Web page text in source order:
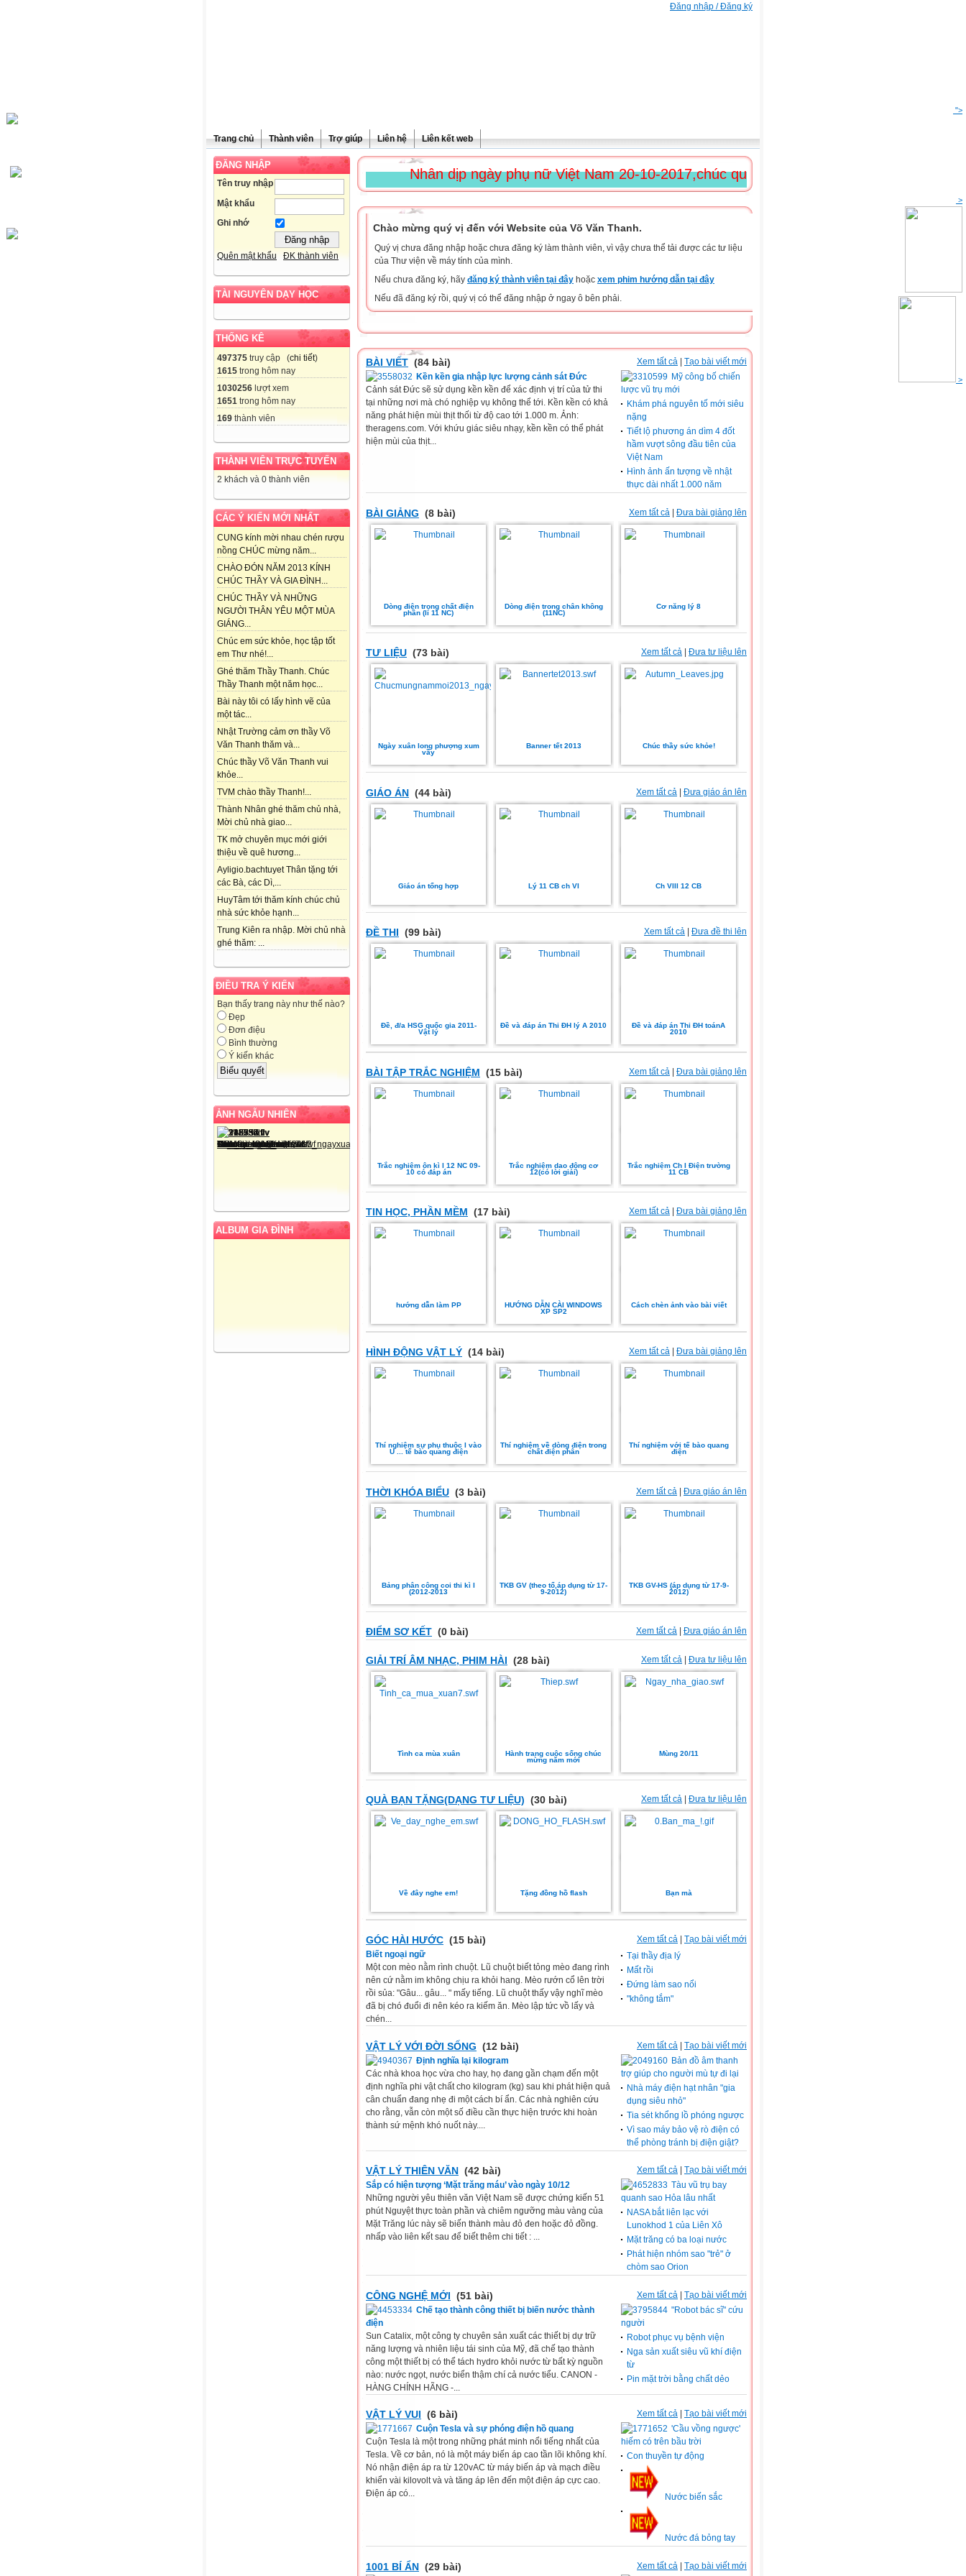
Đăng nhập / Đăng ký
Trang chủ Thành viên Trợ giúp Liên hệ Liên kết web
ĐĂNG NHẬP
Tên truy nhập
Mật khẩu
Ghi nhớ
Quên mật khẩu ĐK thành viên
TÀI NGUYÊN DẠY HỌC
THỐNG KÊ
497375 truy cập (chi tiết)
1615 trong hôm nay
1030256 lượt xem
1651 trong hôm nay
169 thành viên
THÀNH VIÊN TRỰC TUYẾN
2 khách và 0 thành viên
CÁC Ý KIẾN MỚI NHẤT
CUNG kính mời nhau chén rượu
nồng CHÚC mừng năm...
CHÀO ĐÓN NĂM 2013 KÍNH
CHÚC THẦY VÀ GIA ĐÌNH...
CHÚC THẦY VÀ NHỮNG
NGƯỜI THÂN YÊU MỘT MÙA
GIÁNG...
Chúc em sức khỏe, học tập tốt
em Thư nhé!...
Ghé thăm Thầy Thanh. Chúc
Thầy Thanh một năm học...
Bài này tôi có lấy hình vẽ của
một tác...
Nhật Trường cảm ơn thầy Võ
Văn Thanh thăm và...
Chúc thầy Võ Văn Thanh vui
khỏe...
TVM chào thầy Thanh!...
Thành Nhân ghé thăm chủ nhà,
Mời chủ nhà giao...
TK mở chuyên mục mới giới
thiệu về quê hương...
Ayligio.bachtuyet Thân tặng tới
các Bà, các Dì,...
HuyTâm tới thăm kính chúc chủ
nhà sức khỏe hạnh...
Trung Kiên ra nhập. Mời chủ nhà
ghé thăm: ...
ĐIỀU TRA Ý KIẾN
Bạn thấy trang này như thế nào?
Đẹp
Đơn điệu
Bình thường
Ý kiến khác
ẢNH NGẪU NHIÊN
ALBUM GIA ĐÌNH
Nhân dịp ngày phụ nữ Việt Nam 20-10-2017,chúc quí cô giáo cùng các em học sinh nữ
Chào mừng quý vị đến với Website của Võ Văn Thanh.
Quý vị chưa đăng nhập hoặc chưa đăng ký làm thành viên, vì vậy chưa thể tải được các tư liệu
của Thư viện về máy tính của mình.
Nếu chưa đăng ký, hãy đăng ký thành viên tại đây hoặc xem phim hướng dẫn tại đây
Nếu đã đăng ký rồi, quý vị có thể đăng nhập ở ngay ô bên phải.
Xem tất cả Tạo bài viết mới
BÀI VIẾT (84 bài)
Kền kền gia nhập lực lượng cảnh sát Đức
Cảnh sát Đức sẽ sử dụng kền kền để xác định vị trí của tử thi
tại những nơi mà chó nghiệp vụ không thể tới. Kền kền có khả
năng phát hiện mùi thịt thối từ độ cao tới 1.000 m. Ảnh:
theragens.com. Với khứu giác siêu nhạy, kền kền có thể phát
hiện mùi của thịt...
Mỹ công bố chiến
lược vũ trụ mới
Khám phá nguyên tố mới siêu
nặng
Tiết lộ phương án dìm 4 đốt
hầm vượt sông đầu tiên của
Việt Nam
Hình ảnh ấn tượng về nhật
thực dài nhất 1.000 năm
Xem tất cả | Đưa bài giảng lên
BÀI GIẢNG (8 bài)
Dòng điện trong chất điện
phân (lí 11 NC)
Dòng điện trong chân không
(11NC)
Cơ năng lý 8
Xem tất cả Đưa tư liệu lên
TƯ LIỆU (73 bài)
Ngày xuân long phượng xum
vầy
Banner tết 2013 Chúc thầy sức khỏe!
Xem tất cả | Đưa giáo án lên
GIÁO ÁN (44 bài)
Giáo án tổng hợp Lý 11 CB ch VI Ch VIII 12 CB
Xem tất cả Đưa đề thi lên
ĐỀ THI (99 bài)
Đề, đ/a HSG quốc gia 2011-
Vật lý
Đề và đáp án Thi ĐH lý A 2010
Đề và đáp án Thi ĐH toánA
2010
Xem tất cả | Đưa bài giảng lên
BÀI TẬP TRẮC NGHIỆM (15 bài)
Trắc nghiệm ôn kì I 12 NC 09-
10 có đáp án
Trắc nghiệm dao động cơ
12(có lời giải)
Trắc nghiệm Ch I Điện trường
11 CB
Xem tất cả Đưa bài giảng lên
TIN HỌC, PHẦN MỀM (17 bài)
hướng dẫn làm PP
HƯỚNG DẪN CÀI WINDOWS
XP SP2
Cách chèn ảnh vào bài viết
Xem tất cả Đưa bài giảng lên
HÌNH ĐỘNG VẬT LÝ (14 bài)
Thí nghiệm sự phụ thuộc I vào
U ... tế bào quang điện
Thí nghiệm về dòng điện trong
chất điện phân
Thí nghiệm với tế bào quang
điện
Xem tất cả | Đưa giáo án lên
THỜI KHÓA BIỂU (3 bài)
Bảng phân công coi thi kì I
(2012-2013
TKB GV (theo tổ,áp dụng từ 17-
9-2012)
TKB GV-HS (áp dụng từ 17-9-
2012)
Xem tất cả Đưa giáo án lên
ĐIỂM SƠ KẾT (0 bài)
Xem tất cả | Đưa tư liệu lên
GIẢI TRÍ ÂM NHẠC, PHIM HÀI (28 bài)
Tình ca mùa xuân
Hành trang cuộc sống chúc
mừng năm mới
Mù­ng 20/11
Xem tất cả Đưa tư liệu lên
QUÀ BẠN TẶNG(DẠNG TƯ LIỆU) (30 bài)
Về đây nghe em! Tặng đồng hồ flash Bạn mà
Xem tất cả Tạo bài viết mới
GÓC HÀI HƯỚC (15 bài)
Biết ngoại ngữ
Một con mèo nằm rình chuột. Lũ chuột biết tỏng mèo đang rình
nên cứ nằm im không chịu ra khỏi hang. Mèo rướn cổ lên trời
rồi sủa: "Gâu... gâu... " mấy tiếng. Lũ chuột thấy vậy nghĩ mèo
đã bị chó đuổi đi nên kéo ra kiếm ăn. Mèo lập tức vồ lấy và
chén...
Tại thầy địa lý
Mất rồi
Đứng làm sao nổi
"không tắm"
Xem tất cả | Tạo bài viết mới
VẬT LÝ VỚI ĐỜI SỐNG (12 bài)
Định nghĩa lại kilogram
Các nhà khoa học vừa cho hay, họ đang gần chạm đến một
định nghĩa phi vật chất cho kilogram (kg) sau khi phát hiện quả
cân chuẩn đang nhẹ đi một cách bí ẩn. Các nhà nghiên cứu
cho rằng, vẫn còn một số điều cần thực hiện trước khi hoàn
thành sứ mệnh khó nuốt này....
Bản đồ âm thanh
trợ giúp cho người mù tự đi lại
Nhà máy điện hạt nhân "gia
dụng siêu nhỏ"
Tia sét khổng lồ phóng ngược
Vì sao máy bảo vệ rò điện có
thể phòng tránh bị điện giật?
Xem tất cả Tạo bài viết mới
VẬT LÝ THIÊN VĂN (42 bài)
Sắp có hiện tượng ‘Mặt trăng máu’ vào ngày 10/12
Những người yêu thiên văn Việt Nam sẽ được chứng kiến 51
phút Nguyệt thực toàn phần và chiêm ngưỡng màu vàng của
Mặt Trăng lúc này sẽ biến thành màu đỏ đen hoặc đỏ đồng.
nhấp vào liên kết sau để biết thêm chi tiết : ...
Tàu vũ trụ bay
quanh sao Hỏa lâu nhất
NASA bắt liên lạc với
Lunokhod 1 của Liên Xô
Mặt trăng có ba loại nước
Phát hiện nhóm sao "trẻ" ở
chòm sao Orion
Xem tất cả | Tạo bài viết mới
CÔNG NGHỆ MỚI (51 bài)
Chế tạo thành công thiết bị biến nước thành
điện
Sun Catalix, một công ty chuyên sản xuất các thiết bị dự trữ
năng lượng và nhiên liệu tái sinh của Mỹ, đã chế tạo thành
công một thiết bị có thể tách hydro khỏi nước từ bất kỳ nguồn
nào: nước ngọt, nước biển thậm chí cả nước tiểu. CANON -
HÀNG CHÍNH HÃNG -...
"Robot bác sĩ" cứu
người
Robot phục vụ bệnh viện
Nga sản xuất siêu vũ khí điện
từ
Pin mặt trời bằng chất dẻo
Xem tất cả Tạo bài viết mới
VẬT LÝ VUI (6 bài)
Cuộn Tesla và sự phóng điện hồ quang
Cuộn Tesla là một trong những phát minh nổi tiếng nhất của
Tesla. Về cơ bản, nó là một máy biến áp cao tần lõi không khí.
Nó nhận điện áp ra từ 120vAC từ máy biến áp và mạch điều
khiển vài kilovolt và và tăng áp lên đến một điện áp cực cao.
Điện áp có...
'Cầu vồng ngược'
hiếm có trên bầu trời
Con thuyền tự động
Nước biến sắc
Nước đá bỏng tay
Xem tất cả | Tạo bài viết mới
1001 BÍ ẨN (29 bài)
">
>
>